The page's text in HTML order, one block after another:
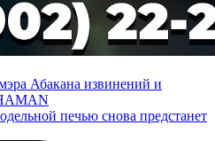
Абакана извинений и
печью снова предстанет